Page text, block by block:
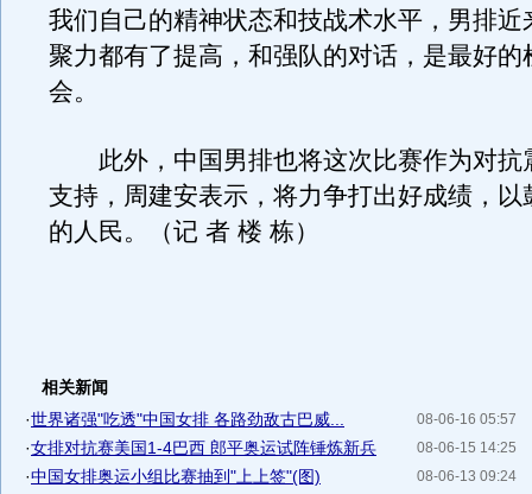
我们自己的精神状态和技战术水平，男排近
聚力都有了提高，和强队的对话，是最好的
会。
此外，中国男排也将这次比赛作为对抗
支持，周建安表示，将力争打出好成绩，以
的人民。（记 者 楼 栋）
相关新闻
08-06-16 05:57
·世界诸强"吃透"中国女排 各路劲敌古巴威...
08-06-15 14:25
·女排对抗赛美国1-4巴西 郎平奥运试阵锤炼新兵
08-06-13 09:24
·中国女排奥运小组比赛抽到"上上签"(图)